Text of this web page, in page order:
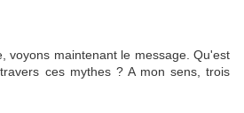
voyons maintenant le message. Qu'est
ces mythes ? A mon sens, trois